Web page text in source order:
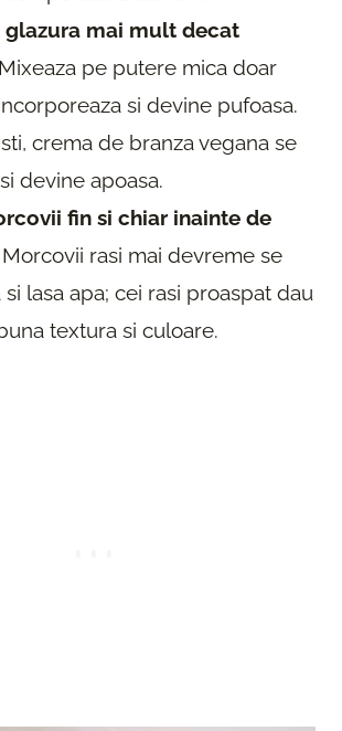
glazura mai mult decat
Mixeaza pe putere mica doar
si devine pufoasa.
crema de branza vegana se
devine apoasa.
fin si chiar inainte de
Morcovii rasi mai devreme se
lasa apa; cei rasi proaspat dau
textura si culoare.